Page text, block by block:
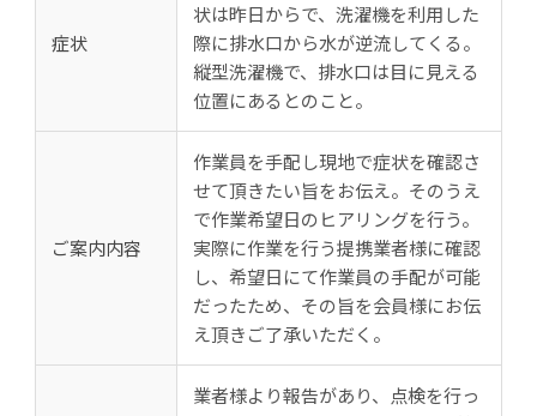
症状
状は昨日からで、洗濯機を利用した
際に排水口から水が逆流してくる。
縦型洗濯機で、排水口は目に見える
位置にあるとのこと。
ご案内内容
作業員を手配し現地で症状を確認さ
せて頂きたい旨をお伝え。そのうえ
で作業希望日のヒアリングを行う。
実際に作業を行う提携業者様に確認
し、希望日にて作業員の手配が可能
だったため、その旨を会員様にお伝
え頂きご了承いただく。
業者様より報告があり、点検を行っ